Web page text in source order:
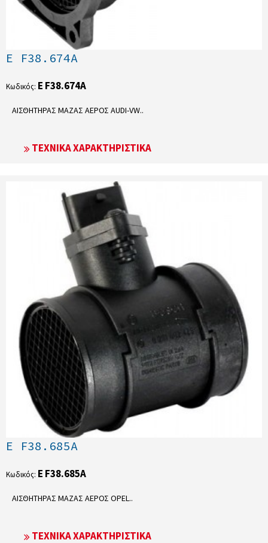
E F38.674A
Κωδικός: E F38.674A
ΑΙΣΘΗΤΗΡΑΣ ΜΑΖΑΣ ΑΕΡΟΣ AUDI-VW..
ΤΕΧΝΙΚΆ ΧΑΡΑΚΤΗΡΙΣΤΙΚΆ
E F38.685A
Κωδικός: E F38.685A
ΑΙΣΘΗΤΗΡΑΣ ΜΑΖΑΣ ΑΕΡΟΣ OPEL..
ΤΕΧΝΙΚΆ ΧΑΡΑΚΤΗΡΙΣΤΙΚΆ